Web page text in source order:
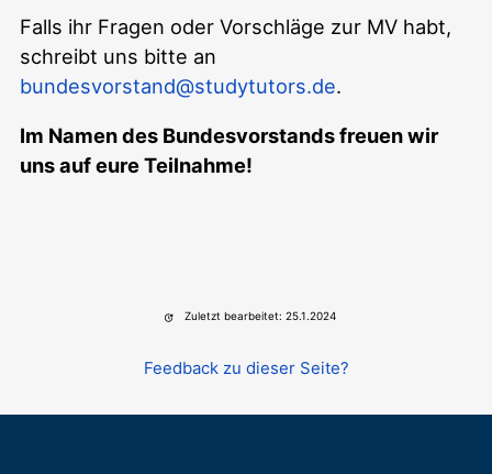
Falls ihr Fragen oder Vorschläge zur MV habt,
schreibt uns bitte an
bundesvorstand@studytutors.de.
Im Namen des Bundesvorstands freuen wir
uns auf eure Teilnahme!
Zuletzt bearbeitet: 25.1.2024
Feedback zu dieser Seite?